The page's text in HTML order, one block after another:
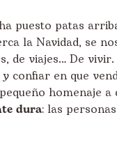
ha puesto patas
la Navidad, se
de viajes… De vivir.
confiar en que
homenaje a
dura: las